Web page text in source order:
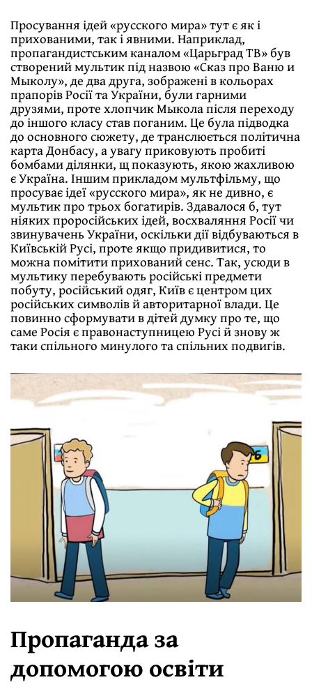
Просування ідей «русского мира» тут є як і
прихованими, так і явними. Наприклад,
пропагандистським каналом «Царьград ТВ» був
створений мультик під назвою «Сказ про Ваню и
Мыколу», де два друга, зображені в кольорах
прапорів Росії та України, були гарними
друзями, проте хлопчик Мыкола після переходу
до іншого класу став поганим. Це була підводка
до основного сюжету, де транслюється політична
карта Донбасу, а увагу приковують пробиті
бомбами ділянки, щ показують, якою жахливою
є Україна. Іншим прикладом мультфільму, що
просуває ідеї «русского мира», як не дивно, є
мультик про трьох богатирів. Здавалося б, тут
ніяких проросійських ідей, восхваляння Росії чи
звинувачень України, оскільки дії відбуваються в
Київській Русі, проте якщо придивитися, то
можна помітити прихований сенс. Так, усюди в
мультику перебувають російські предмети
побуту, російський одяг, Київ є центром цих
російських символів й авторитарної влади. Це
повинно сформувати в дітей думку про те, що
саме Росія є правонаступницею Русі й знову ж
таки спільного минулого та спільних подвигів.
Пропаганда за
допомогою освіти